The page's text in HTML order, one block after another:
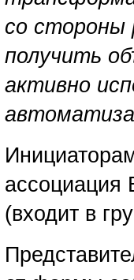
со стороны
получить
активно
ассоциация
(входит в